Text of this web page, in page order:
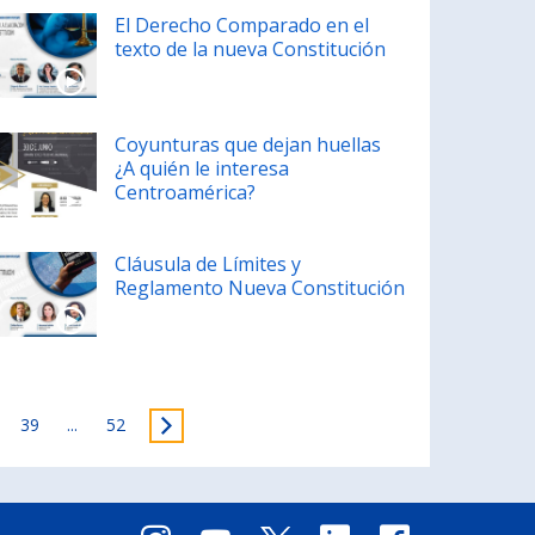
El Derecho Comparado en el
texto de la nueva Constitución
Coyunturas que dejan huellas
¿A quién le interesa
Centroamérica?
Cláusula de Límites y
Reglamento Nueva Constitución
39 ... 52